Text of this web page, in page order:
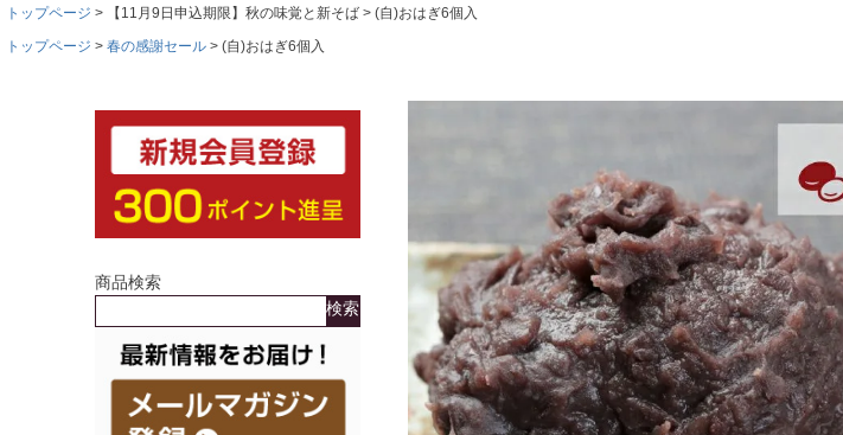
トップページ
【11月9日申込期限】秋の味覚と新そば
(自)おはぎ6個入
トップページ
春の感謝セール (自)おはぎ6個入
商品検索
検索